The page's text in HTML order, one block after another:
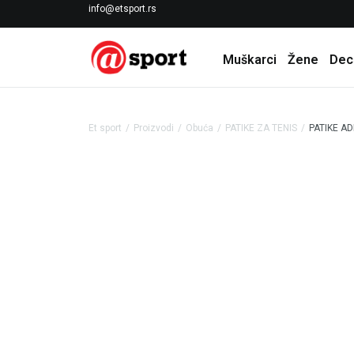
info@etsport.rs
LICENCIRANI CLEARANCE PARTNER ADIDAS
Muškarci Žene
Et sport Proizvodi Obuća PATIKE ZA TENIS PATIKE